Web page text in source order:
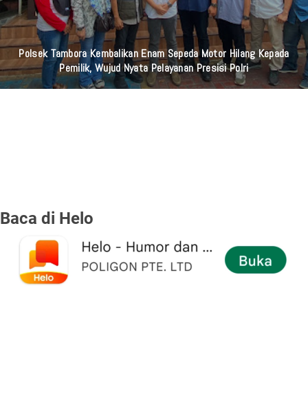
Polsek Tambora Kembalikan Enam Sepeda Motor Hilang Kepada
Pemilik, Wujud Nyata Pelayanan Presisi Polri
Baca di Helo